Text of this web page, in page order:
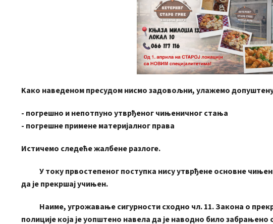
Kaко наведеном пресудом нисмо задовољни, улажемо
- погрешно и непотпуно утврђеног чињеничног стања
- погрешне примене материјалног права
Истичемо следеће жалбене разлоге.
У току првостепеног поступка нису утврђене основне
да је прекршај учињен.
Наиме, угрожавање сигурности сходно чл. 11. Закона о
полиције која је уопштено навела да је наводно било